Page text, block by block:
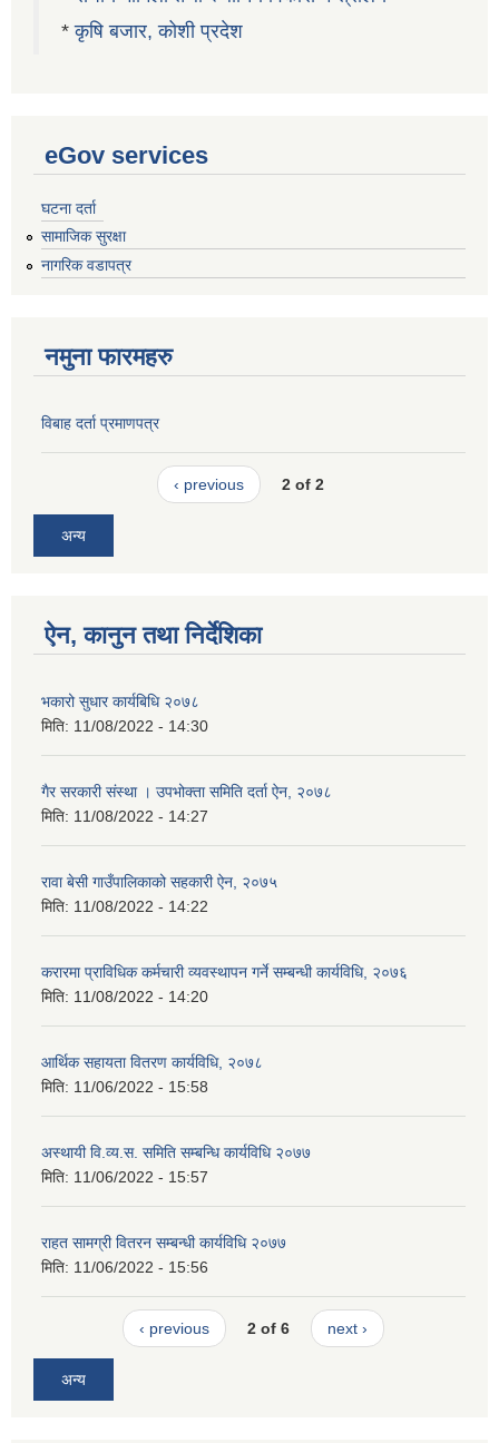
*कृषि बजार, कोशी प्रदेश
eGov services
घटना दर्ता
सामाजिक सुरक्षा
नागरिक वडापत्र
नमुना फारमहरु
विबाह दर्ता प्रमाणपत्र
‹ previous 2 of 2
अन्य
ऐन, कानुन तथा निर्देशिका
भकारो सुधार कार्यबिधि २०७८
मिति: 11/08/2022 - 14:30
गैर सरकारी संस्था । उपभोक्ता समिति दर्ता ऐन, २०७८
मिति: 11/08/2022 - 14:27
रावा बेसी गाउँपालिकाको सहकारी ऐन, २०७५
मिति: 11/08/2022 - 14:22
करारमा प्राविधिक कर्मचारी व्यवस्थापन गर्ने सम्बन्धी कार्यविधि, २०७६
मिति: 11/08/2022 - 14:20
आर्थिक सहायता वितरण कार्यविधि, २०७८
मिति: 11/06/2022 - 15:58
अस्थायी वि.व्य.स. समिति सम्बन्धि कार्यविधि २०७७
मिति: 11/06/2022 - 15:57
राहत सामग्री वितरन सम्बन्धी कार्यविधि २०७७
मिति: 11/06/2022 - 15:56
‹ previous 2 of 6 next ›
अन्य